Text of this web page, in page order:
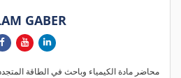
GABER
محاضر مادة الكيمياء وباحث في الطاقة